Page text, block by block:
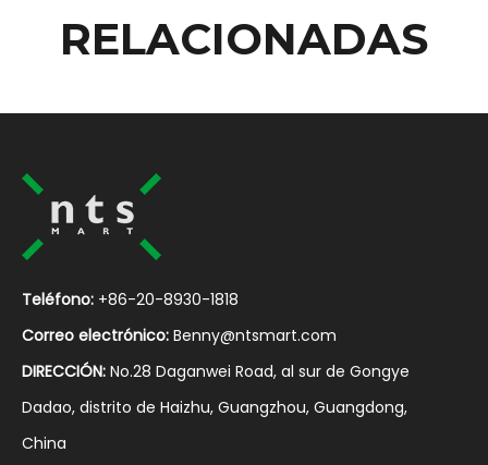
RELACIONADAS
Teléfono: +86-20-8930-1818
Correo electrónico: Benny@ntsmart.com
DIRECCIÓN: No.28 Daganwei Road, al sur de Gongye
Dadao, distrito de Haizhu, Guangzhou, Guangdong,
China